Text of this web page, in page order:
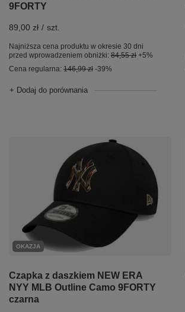
9FORTY
89,00 zł / szt.
Najniższa cena produktu w okresie 30 dni
przed wprowadzeniem obniżki: 84,55 zł +5%
Cena regularna: 146,99 zł -39%
+ Dodaj do porównania
OKAZJA
Czapka z daszkiem NEW ERA
NYY MLB Outline Camo 9FORTY
czarna